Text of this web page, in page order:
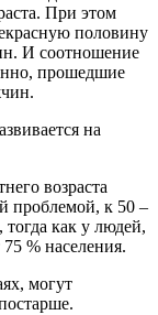
При этом
половину
И соотношение
прошедшие
на
возраста
проблемой, к 50 –
тогда как у людей,
% населения.
могут